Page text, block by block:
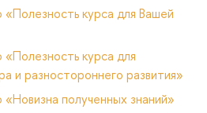
курса для Вашей
курса для
и разностороннего развития»
полученных знаний»